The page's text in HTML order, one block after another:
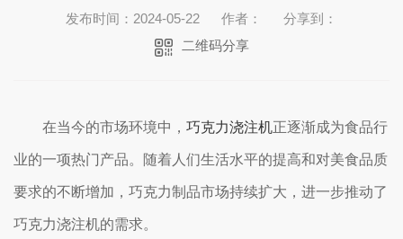
发布时间：2024-05-22 作者：
分享到：
二维码分享
在当今的市场环境中， 巧克力浇注机正逐渐成为食品行
业的一项热门产品。随着人们生活水平的提高和对美食品质
要求的不断增加，巧克力制品市场持续扩大，进一步推动了
巧克力浇注机的需求。